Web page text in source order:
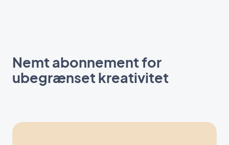
Nemt abonnement for
ubegrænset kreativitet